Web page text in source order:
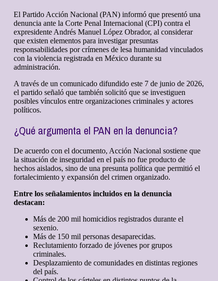
El Partido Acción Nacional (PAN) informó que presentó una
denuncia ante la Corte Penal Internacional (CPI) contra el
expresidente Andrés Manuel López Obrador, al considerar
que existen elementos para investigar presuntas
responsabilidades por crímenes de lesa humanidad vinculados
con la violencia registrada en México durante su
administración.
A través de un comunicado difundido este 7 de junio de 2026,
el partido señaló que también solicitó que se investiguen
posibles vínculos entre organizaciones criminales y actores
políticos.
¿Qué argumenta el PAN en la denuncia?
De acuerdo con el documento, Acción Nacional sostiene que
la situación de inseguridad en el país no fue producto de
hechos aislados, sino de una presunta política que permitió el
fortalecimiento y expansión del crimen organizado.
Entre los señalamientos incluidos en la denuncia
destacan:
Más de 200 mil homicidios registrados durante el
sexenio.
Más de 150 mil personas desaparecidas.
Reclutamiento forzado de jóvenes por grupos
criminales.
Desplazamiento de comunidades en distintas regiones
del país.